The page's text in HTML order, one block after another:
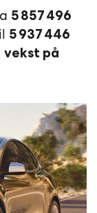
5 857 496
5 937 446
vekst på